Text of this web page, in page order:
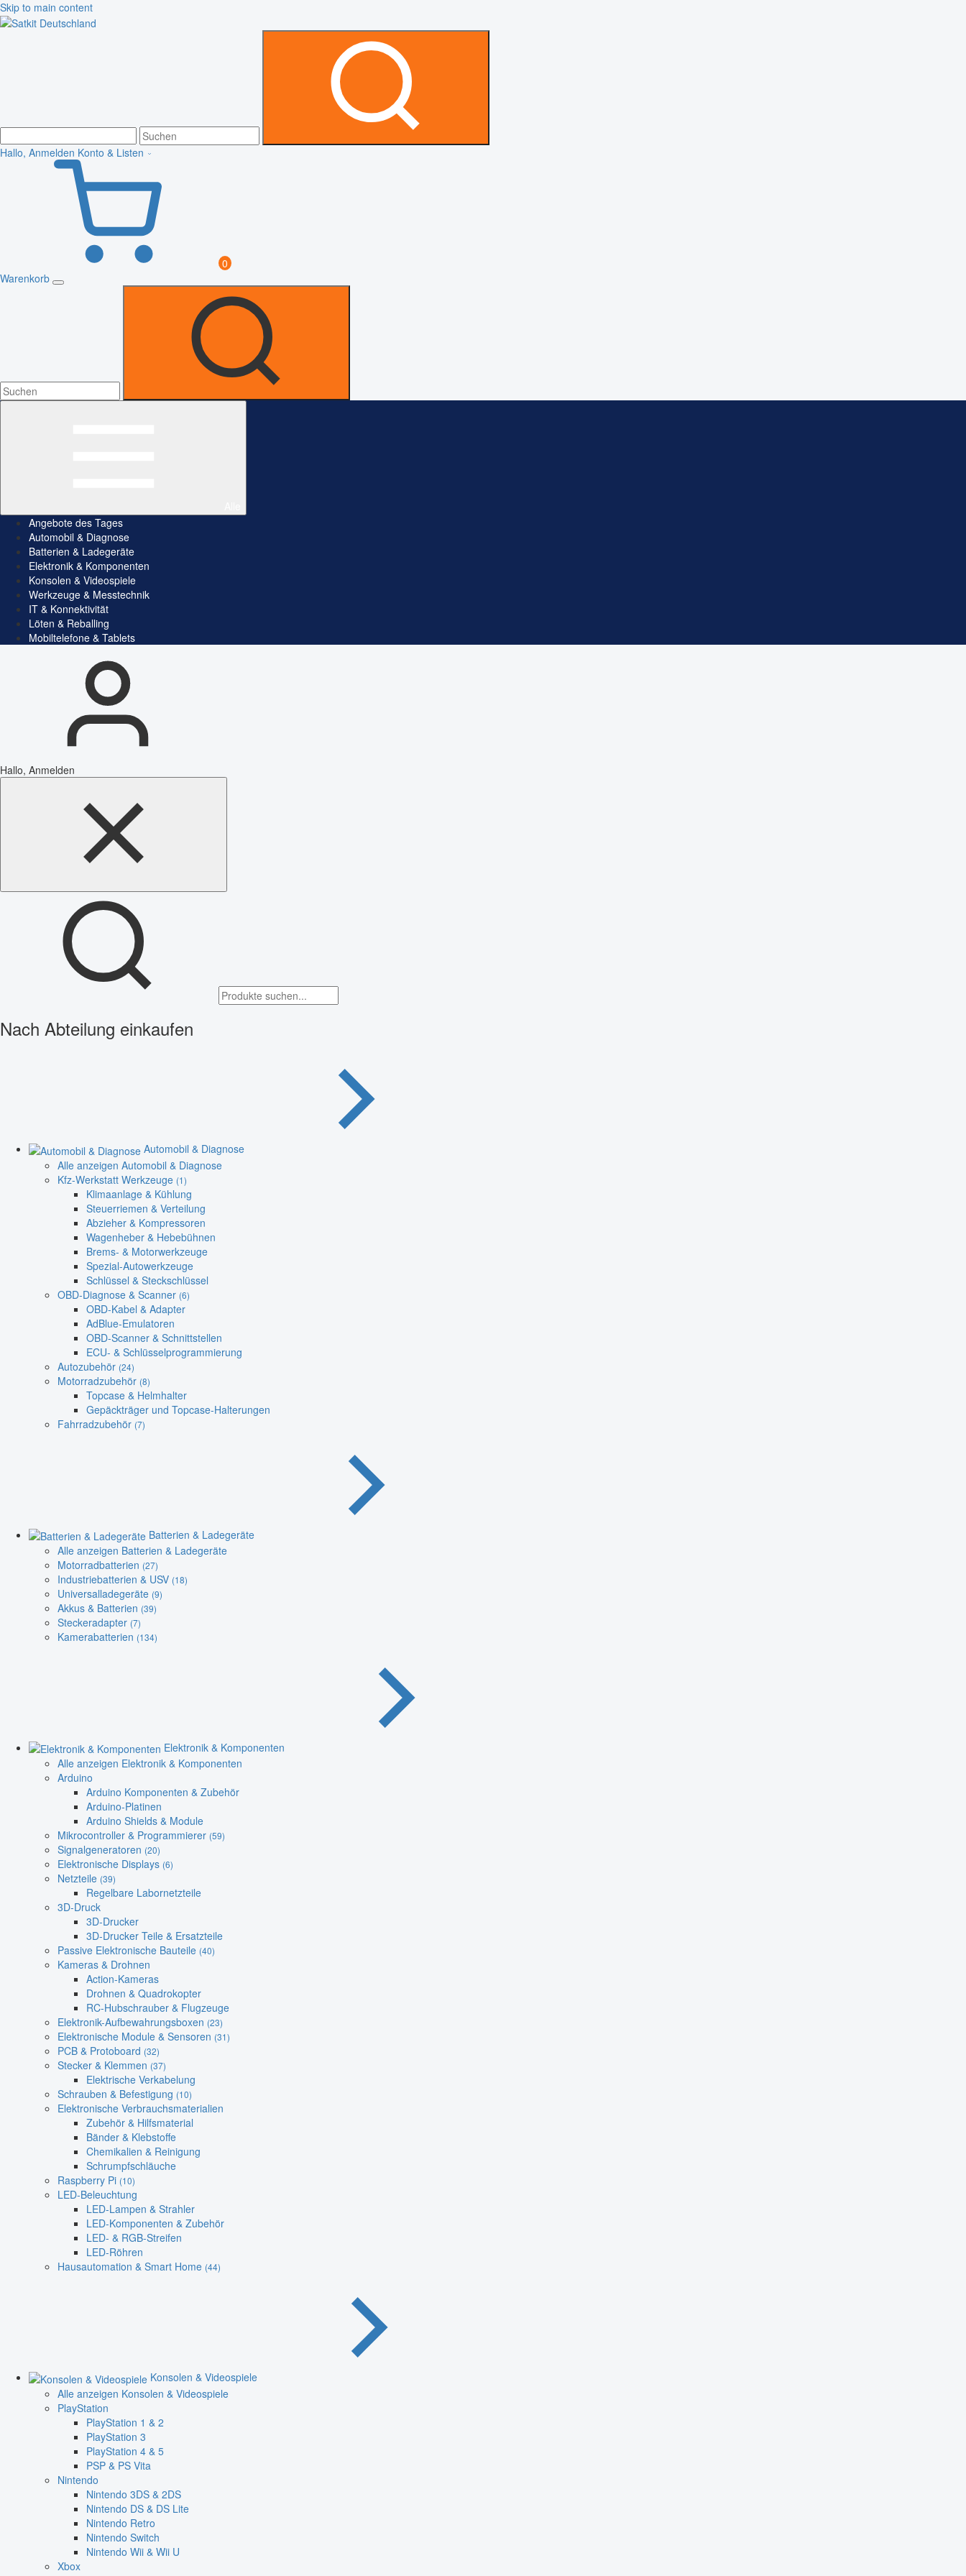
Skip to main content
Hallo, Anmelden Konto & Listen
0
Warenkorb
Angebote des Tages
Automobil & Diagnose
Batterien & Ladegeräte
Elektronik & Komponenten
Konsolen & Videospiele
Werkzeuge & Messtechnik
IT & Konnektivität
Löten & Reballing
Mobiltelefone & Tablets
Hallo, Anmelden
Nach Abteilung einkaufen
Automobil & Diagnose
Alle anzeigen Automobil & Diagnose
Kfz-Werkstatt Werkzeuge (1)
Klimaanlage & Kühlung
Steuerriemen & Verteilung
Abzieher & Kompressoren
Wagenheber & Hebebühnen
Brems- & Motorwerkzeuge
Spezial-Autowerkzeuge
Schlüssel & Steckschlüssel
OBD-Diagnose & Scanner (6)
OBD-Kabel & Adapter
AdBlue-Emulatoren
OBD-Scanner & Schnittstellen
ECU- & Schlüsselprogrammierung
Autozubehör (24)
Motorradzubehör (8)
Topcase & Helmhalter
Gepäckträger und Topcase-Halterungen
Fahrradzubehör (7)
Batterien & Ladegeräte
Alle anzeigen Batterien & Ladegeräte
Motorradbatterien (27)
Industriebatterien & USV (18)
Universalladegeräte (9)
Akkus & Batterien (39)
Steckeradapter (7)
Kamerabatterien (134)
Elektronik & Komponenten
Alle anzeigen Elektronik & Komponenten
Arduino
Arduino Komponenten & Zubehör
Arduino-Platinen
Arduino Shields & Module
Mikrocontroller & Programmierer (59)
Signalgeneratoren (20)
Elektronische Displays (6)
Netzteile (39)
Regelbare Labornetzteile
3D-Druck
3D-Drucker
3D-Drucker Teile & Ersatzteile
Passive Elektronische Bauteile (40)
Kameras & Drohnen
Action-Kameras
Drohnen & Quadrokopter
RC-Hubschrauber & Flugzeuge
Elektronik-Aufbewahrungsboxen (23)
Elektronische Module & Sensoren (31)
PCB & Protoboard (32)
Stecker & Klemmen (37)
Elektrische Verkabelung
Schrauben & Befestigung (10)
Elektronische Verbrauchsmaterialien
Zubehör & Hilfsmaterial
Bänder & Klebstoffe
Chemikalien & Reinigung
Schrumpfschläuche
Raspberry Pi (10)
LED-Beleuchtung
LED-Lampen & Strahler
LED-Komponenten & Zubehör
LED- & RGB-Streifen
LED-Röhren
Hausautomation & Smart Home (44)
Konsolen & Videospiele
Alle anzeigen Konsolen & Videospiele
PlayStation
PlayStation 1 & 2
PlayStation 3
PlayStation 4 & 5
PSP & PS Vita
Nintendo
Nintendo 3DS & 2DS
Nintendo DS & DS Lite
Nintendo Retro
Nintendo Switch
Nintendo Wii & Wii U
Xbox